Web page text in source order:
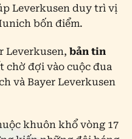
Leverkusen duy trì vị
bốn điểm.
Leverkusen, bản tin
chờ đợi vào cuộc đua
và Bayer Leverkusen
khuôn khổ vòng 17